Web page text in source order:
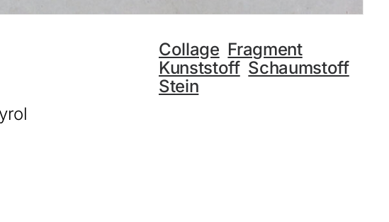
Collage Fragment
Kunststoff Schaumstoff
Stein